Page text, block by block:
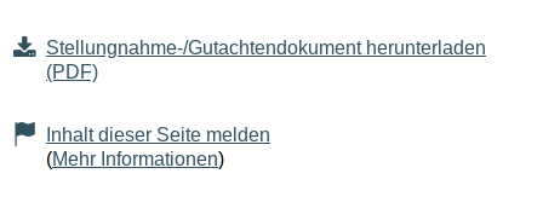
Stellungnahme-/Gutachtendokument herunterladen
(PDF)
Inhalt dieser Seite melden
(Mehr Informationen)